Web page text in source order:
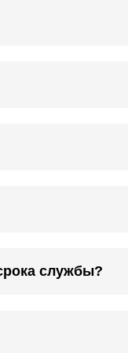
службы?